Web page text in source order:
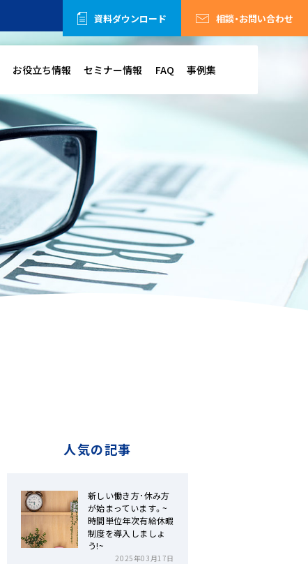
資料ダウンロード 相談・お問い合わせ
お役立ち情報 セミナー情報 FAQ 事例集
人気の記事
新しい働き方･休み方
が始まっています。~
時間単位年次有給休暇
制度を導入しましょ
う!~
2025年03月17日